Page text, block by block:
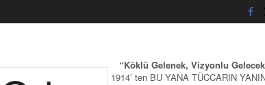
“Köklü Gelenek, Vizyonlu
1914’ ten BU YANA TÜCCARIN